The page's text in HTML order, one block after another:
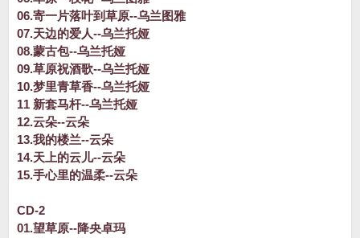
06.寄一片落叶到草原--乌兰图雅
07.天边的爱人--乌兰托娅
08.蒙古包--乌兰托娅
09.草原祝酒歌--乌兰托娅
10.梦里青草香--乌兰托娅
11 新套马杆--乌兰托娅
12.云朵--云朵
13.我的楼兰--云朵
14.天上的云儿--云朵
15.手心里的温柔--云朵
CD-2
01.望草原--降央卓玛